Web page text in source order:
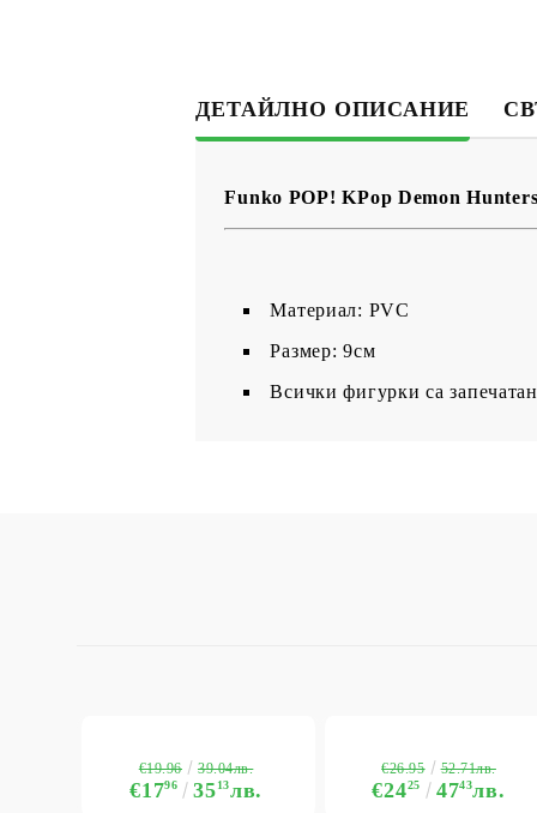
ДЕТАЙЛНО ОПИСАНИЕ
Funko POP! KPop Demon
Материал: PVC
Размер: 9см
Всички фигурки са
€1796 3513лв.
€19.96 39.04лв.
€2425 4743лв.
€26.95 52.71лв.